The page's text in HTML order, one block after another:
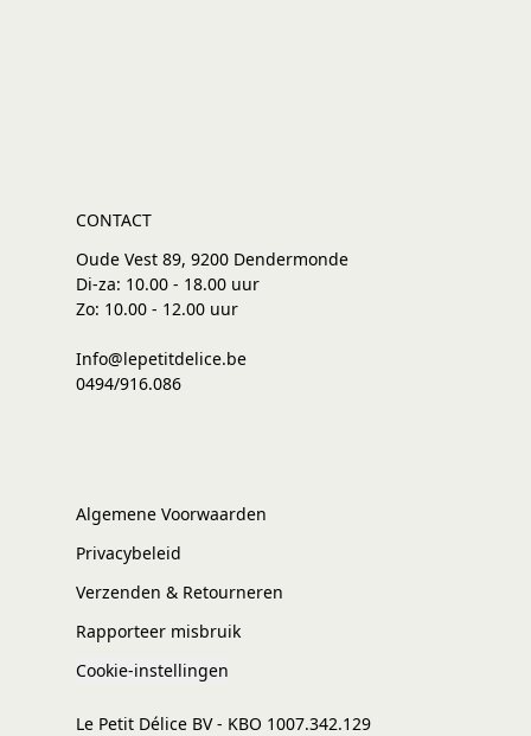
CONTACT
Oude Vest 89, 9200 Dendermonde
Di-za: 10.00 - 18.00 uur
Zo: 10.00 - 12.00 uur
Info@lepetitdelice.be
0494/916.086
Algemene Voorwaarden
Privacybeleid
Verzenden & Retourneren
Rapporteer misbruik
Cookie-instellingen
Le Petit Délice BV - KBO 1007.342.129